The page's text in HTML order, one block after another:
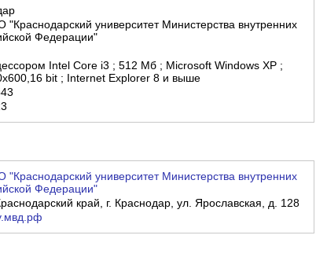
университет Министерства внутренних
Федерации"
Intel Core i3 ; 512 Mб ; Microsoft Windows XP ;
bit ; Internet Explorer 8 и выше
университет Министерства внутренних
Федерации"
край, г. Краснодар, ул. Ярославская, д. 128